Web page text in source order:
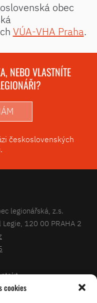
cookies
obec
VÚA-VHA Praha.
NEBO VLASTNÍTE
československých
legionářská, z.s.
120 00 PRAHA 2
legionářů